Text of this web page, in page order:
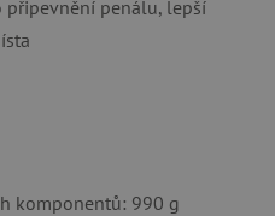
připevnění penálu, lepší
komponentů: 990 g
stránek, jako je
nutných souborů